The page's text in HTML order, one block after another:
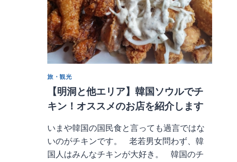
ウ
ル
で
シ
ル
バ
ク
サ
ー！
お
す
旅・観光
【明洞と他エリア】韓国ソウルでチ
キン！オススメのお店を紹介します
いまや韓国の国民食と言っても過言ではな
いのがチキンです。 老若男女問わず、韓
国人はみんなチキンが大好き。 韓国のチ